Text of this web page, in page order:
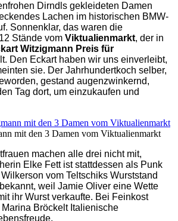
Dirndls gekleideten Damen
Lachen im historischen BMW-
Sonnenklar, das waren die
Stände vom Viktualienmarkt, der in
Witzigmann Preis für
Den Eckart haben wir uns einverleibt,
sie. Der Jahrhundertkoch selber,
gestand augenzwinkernd,
Tag dort, um einzukaufen und
mit den 3 Damen vom Viktualienmarkt
machen alle drei nicht mit,
Elke Fett ist stattdessen als Punk
vom Teltschiks Wurststand
weil Jamie Oliver eine Wette
ihr Wurst verkaufte. Bei Feinkost
Bröckelt Italienische